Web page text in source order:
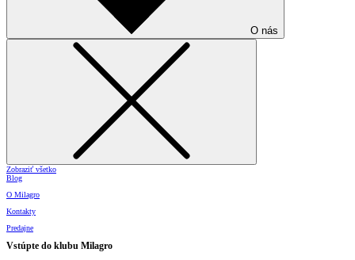
O nás
Zobraziť všetko
Blog
O Milagro
Kontakty
Predajne
Vstúpte do klubu Milagro